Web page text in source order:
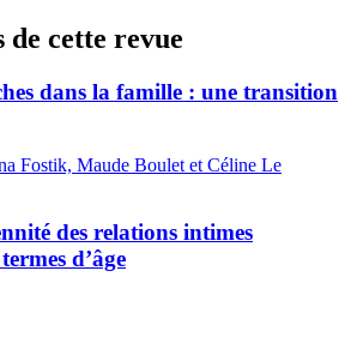
cette revue
dans la famille : une transition
Fostik, Maude Boulet et Céline Le
des relations intimes
d’âge